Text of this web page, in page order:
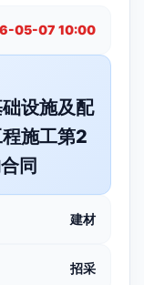
05-07 10:00
设施及配
施工第2
同
建材
招采